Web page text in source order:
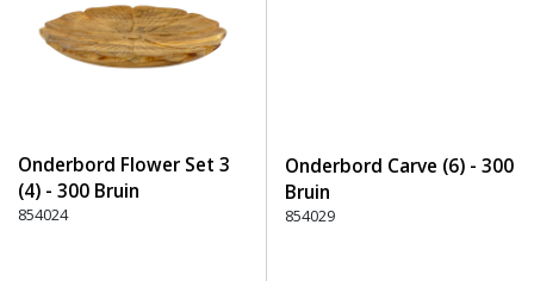
Onderbord Flower Set 3
(4) - 300 Bruin
854024
Onderbord Carve (6) - 300
Bruin
854029